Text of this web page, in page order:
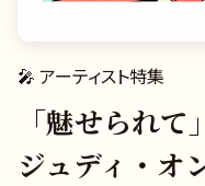
🎤 アーティスト特集
「魅せられ
ジュディ・オ